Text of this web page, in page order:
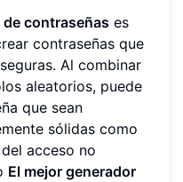
de contraseñas es
contraseñas que
Al combinar
aleatorios, puede
que sean
sólidas como
acceso no
El mejor generador